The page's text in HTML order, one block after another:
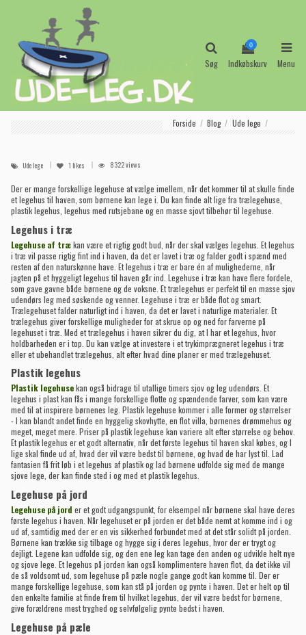
Søg
0
Indkøbskurv Menu
Forside Blog Ude lege
Ude lege 1 likes 8322 views
Der er mange forskellige legehuse at vælge imellem, når det kommer til at skulle finde
et legehus til haven, som børnene kan lege i. Du kan finde alt lige fra trælegehuse,
plastik legehus, legehus med rutsjebane og en masse sjovt tilbehør til legehuse.
Legehus i træ
Legehuse af trækan være et rigtig godt bud, når der skal vælges legehus. Et legehus
i træ vil passe rigtig fint ind i haven, da det er lavet i træ og falder godt i spænd med
resten af den naturskønne have. Et legehus i træ er bare én af mulighederne, når
jagten på et hyggeligt legehus til haven går ind. Legehuse i træ kan have flere fordele,
som gave gavne både børnene og de voksne. Et trælegehus er perfekt til en masse sjov
udendørs leg med søskende og venner. Legehuse i træ er både flot og smart.
Trælegehuset falder naturligt ind i haven, da det er lavet i naturlige materialer. Et
trælegehus giver forskellige muligheder for at skrue op og ned for farverne på
legehuset i træ. Med et trælegehus i haven sikrer du dig, at I har et legehus, hvor
holdbarheden er i top. Du kan vælge at investere i et trykimprægneret legehus i træ
eller et ubehandlet trælegehus, alt efter hvad dine planer er med trælegehuset.
Plastik legehus
Plastik legehusekan også bidrage til utallige timers sjov og leg udendørs. Et
legehus i plast kan fås i mange forskellige flotte og spændende farver, som kan være
med til at inspirere børnenes leg. Plastik legehuse kommer i alle former og størrelser
- I kan blandt andet finde en hyggelig skovhytte, en flot villa, børnenes drømmehus og
meget, meget mere. Priser på plastik legehuse kan variere alt efter størrelse og behov.
Et plastik legehus er et godt alternativ, når det første legehus til haven skal købes, og I
lige skal finde ud af, hvad der vil være bedst til børnene, og hvad de har lyst til. Lad
fantasien få frit løb i et legehus af plastik og lad børnene udfolde sig med de mange
sjove lege, der kan finde sted i og med et plastik legehus.
Legehuse på jord
Legehuse på jord er et godt udgangspunkt, for eksempel når børnene skal have deres
første legehus i haven. Når legehuset er på jorden er det både nemt at komme ind i og
ud af, samtidig med der er en vis sikkerhed forbundet med at det står solidt på jorden.
Børnene kan trække sig tilbage og hygge sig i deres legehus, hvor der er trygt og
dejligt. Legene kan udfolde sig, og den ene leg kan tage den anden og udvikle helt nye
og sjove lege. Et legehus på jorden kan også komplimentere haven flot, da det ikke vil
de så voldsomt ud, som legehuse på pæle nogle gange godt kan komme til. Der er
mange forskellige legehuse, som kan stå på jorden og pynte i haven. Det er helt op til
den enkelte familie at finde frem til hvilket legehus, der vil være bedst for børnene,
give forældrene mest tryghed og selvfølgelig pynte bedst i haven.
Legehuse på pæle